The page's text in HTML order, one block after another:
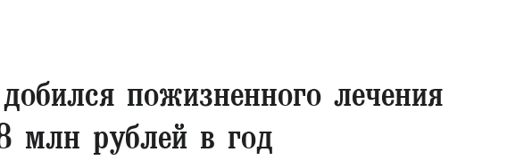
пожизненного лечения
млн рублей в год